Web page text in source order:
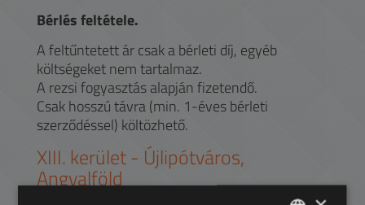
Bérlés feltétele.
A feltűntetett ár csak a bérleti díj, egyéb
költségeket nem tartalmaz.
A rezsi fogyasztás alapján fizetendő.
Csak hosszú távra (min. 1-éves bérleti
szerződéssel) költözhető.
XIII. kerület - Újlipótváros,
Angyalföld